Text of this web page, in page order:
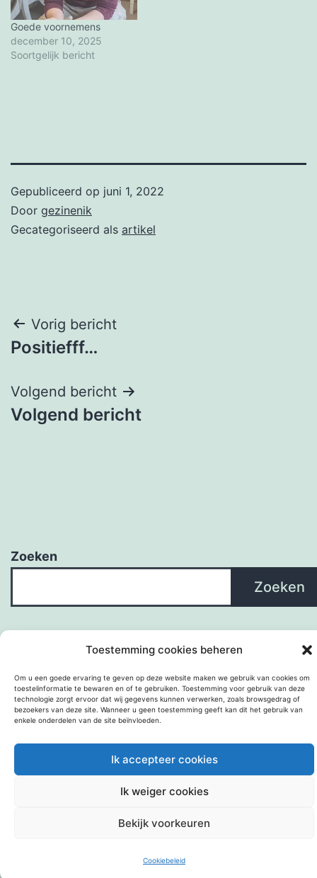
Toestemming cookies beheren
Om u een goede ervaring te geven op deze website maken we gebruik van cookies om
toestelinformatie te bewaren en of te gebruiken. Toestemming voor gebruik van deze
technologie zorgt ervoor dat wij gegevens kunnen verwerken, zoals browsgedrag of
bezoekers van deze site. Wanneer u geen toestemming geeft kan dit het gebruik van
enkele onderdelen van de site beïnvloeden.
Ik accepteer cookies
Ik weiger cookies
Bekijk voorkeuren
Cookiebeleid
Goede voornemens
december 10, 2025
Soortgelijk bericht
Gepubliceerd op juni 1, 2022
Door gezinenik
Gecategoriseerd als artikel
Bericht
navigatie
Vorig bericht
Positiefff…
Volgend bericht
Volgend bericht
Zoeken
Zoeken
Met trots aangedreven doorWordPress.